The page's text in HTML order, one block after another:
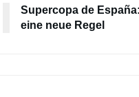
Supercopa de
eine neue Regel